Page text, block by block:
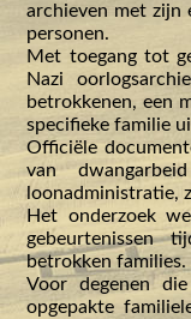
archieven met zijn
personen.
Met toegang tot
Nazi
betrokkenen, een
specifieke familie
Officiële
van
loonadministratie,
Het onderzoek
gebeurtenissen
betrokken families.
Voor degenen
opgepakte